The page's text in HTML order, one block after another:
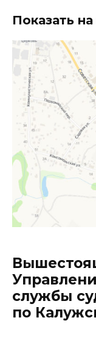
Показать
службы
по